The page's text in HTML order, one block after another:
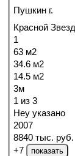
Пушкин г.
Красной
1
63 м2
34.6 м2
14.5 м2
3м
1 из 3
Неу указано
2007
8840 тыс. руб.
+7